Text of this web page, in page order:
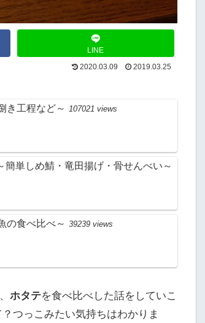
LINE
2020.03.09
2019.03.25
き工程など～ 107021 views
単しめ鯖・竜田揚げ・骨せんべい～
の食べ比べ～ 39239 views
、 ホタテを食べ比べした話をしていこ
つっこみたい気持ちはわかりま